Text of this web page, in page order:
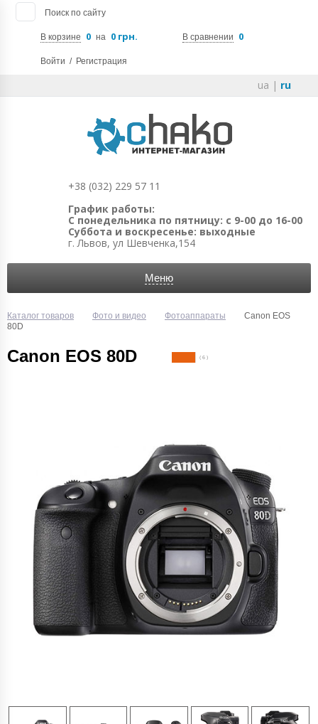
Поиск по сайту
В корзине 0 на 0 грн. В сравнении 0
Войти / Регистрация
ua | ru
+38 (032) 229 57 11
График работы:
С понедельника по пятницу: с 9-00 до 16-00
Суббота и воскресенье: выходные
г. Львов, ул Шевченка,154
Меню
Каталог товаров Фото и видео Фотоаппараты
Canon EOS
80D
Canon EOS 80D ( 6 )